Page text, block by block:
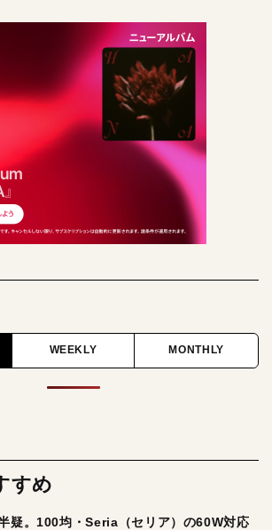
WEEKLY MONTHLY
すめ
疑。100均・Seria（セリア）の60W対応